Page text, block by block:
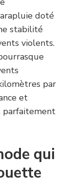
doté
stabilité
violents.
par
et
parfaitement
qui